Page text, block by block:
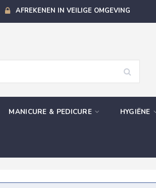
AFREKENEN IN VEILIGE OMGEVING
MANICURE & PEDICURE HYGIËNE